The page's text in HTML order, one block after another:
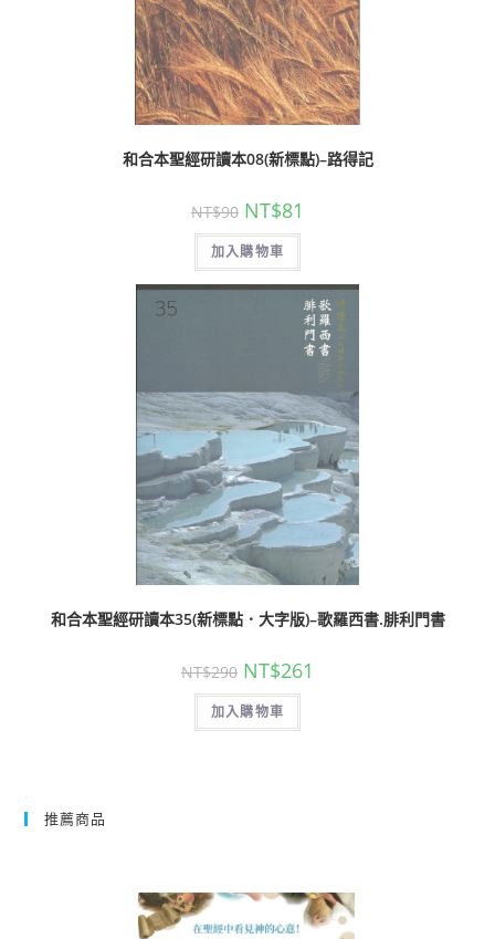
和合本聖經研讀本08(新標點)–路得記
NT$90 NT$81
加入購物車
和合本聖經研讀本35(新標點．大字版)–歌羅西書.腓利門書
NT$290 NT$261
加入購物車
推薦商品